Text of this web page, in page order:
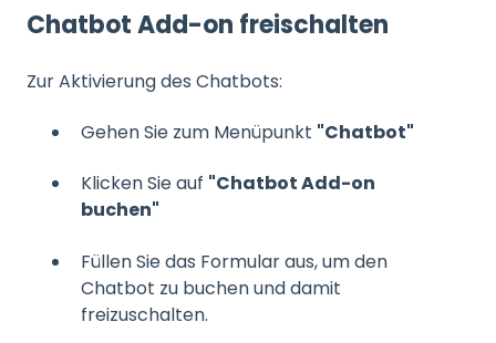
Chatbot Add-on freischalten
Zur Aktivierung des Chatbots:
Gehen Sie zum Menüpunkt "Chatbot"
Klicken Sie auf "Chatbot Add-on
buchen"
Füllen Sie das Formular aus, um den
Chatbot zu buchen und damit
freizuschalten.